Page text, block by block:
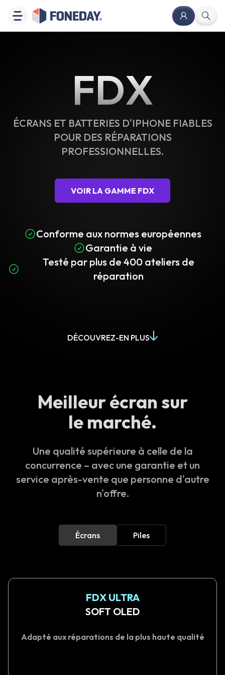
FDX
ÉCRANS ET BATTERIES D'IPHONE FIABLES
POUR DES RÉPARATIONS
PROFESSIONNELLES.
VOIR LA GAMME FDX
Conforme aux normes européennes
Garantie à vie
Testé par plus de 400 ateliers de
réparation
DÉCOUVREZ-EN PLUS
Meilleur écran sur
le marché.
Une qualité supérieure à celle de la
concurrence – avec une garantie et un
service après-vente que personne d'autre
n'offre.
Écrans Piles
FDX ULTRA
SOFT OLED
Adapté aux réparations de la plus haute qualité